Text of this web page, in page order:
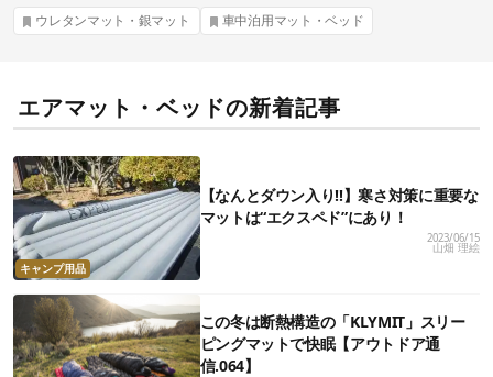
ウレタンマット・銀マット 車中泊用マット・ベッド
エアマット・ベッドの新着記事
キャンプ用品
【なんとダウン入り!!】寒さ対策に重要な
マットは“エクスペド”にあり！
2023/06/15
山畑 理絵
この冬は断熱構造の「KLYMIT」スリー
ピングマットで快眠【アウトドア通
信.064】